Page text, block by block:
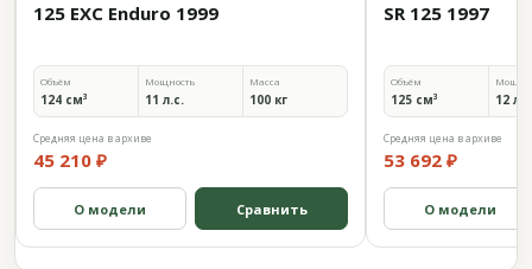
125 EXC Enduro 1999
Объём
124 см³
Мощность
11 л.с.
Масса
100 кг
Средняя цена в архиве
45 210 ₽
О модели Сравнить
SR 125 1997
Объём
125 см³ 12
Средняя цена в архиве
53 692 ₽
О модели